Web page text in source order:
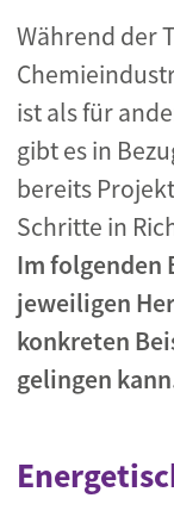
Während der
ist als für
gibt es in
bereits
Schritte in
Im folgenden
jeweiligen
konkreten
gelingen